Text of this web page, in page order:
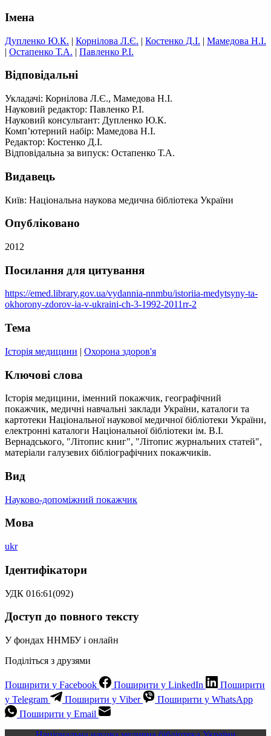
Імена
Дупленко Ю.К. | Корнілова Л.Є. | Костенко Д.І. | Мамедова Н.І.
| Остапенко Т.А. | Павленко Р.І.
Відповідальні
Укладачі: Корнілова Л.Є., Мамедова Н.І.
Науковий редактор: Павленко Р.І.
Науковий консультант: Дупленко Ю.К.
Комп’ютерний набір: Мамедова Н.І.
Редактор: Костенко Д.І.
Відповідальна за випуск: Остапенко Т.А.
Видавець
Київ: Національна наукова медична бібліотека України
Опубліковано
2012
Посилання для цитування
https://emed.library.gov.ua/vydannia-nnmbu/istoriia-medytsyny-ta-
okhorony-zdorov-ia-v-ukraini-ch-3-1992-2011rr-2
Тема
Історія медицини | Охорона здоров'я
Ключові слова
Історія медицини, іменний покажчик, географічний
покажчик, медичні навчальні заклади України, каталоги та
картотеки Національної наукової медичної бібліотеки України,
електронні каталоги Національної бібліотеки ім. В.І.
Вернадського, "Літопис книг", "Літопис журнальних статей",
матеріали галузевих бібліографічних покажчиків.
Вид
Науково-допоміжний покажчик
Мова
ukr
Ідентифікатори
УДК 016:61(092)
Доступ до повного тексту
У фондах ННМБУ і онлайн
Поділіться з друзями
Поширити у Facebook Поширити у LinkedIn
Поширити
у Telegram
Поширити у Viber
Поширити у WhatsApp
Поширити у Email